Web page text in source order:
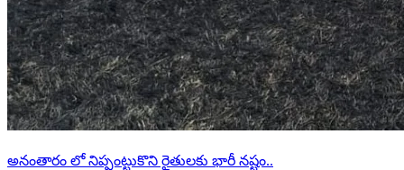
అనంతారం లో నిప్పంట్టుకొని రైతులకు భారీ నష్టం..